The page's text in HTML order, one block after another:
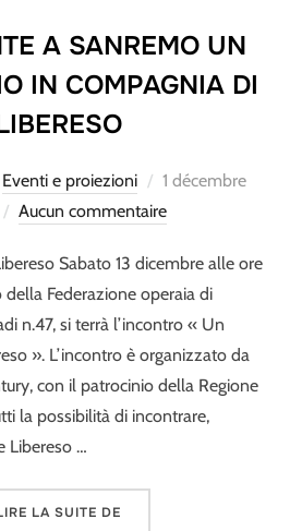
A SANREMO UN
IN COMPAGNIA DI
Eventi e proiezioni
Publié
le
1 décembre
Aucun commentaire
Sabato 13 dicembre alle ore
della Federazione operaia di
n.47, si terrà l’incontro « Un
». L’incontro è organizzato da
con il patrocinio della Regione
la possibilità di incontrare,
Libereso …
LA SUITE DE« FINALMENTE A